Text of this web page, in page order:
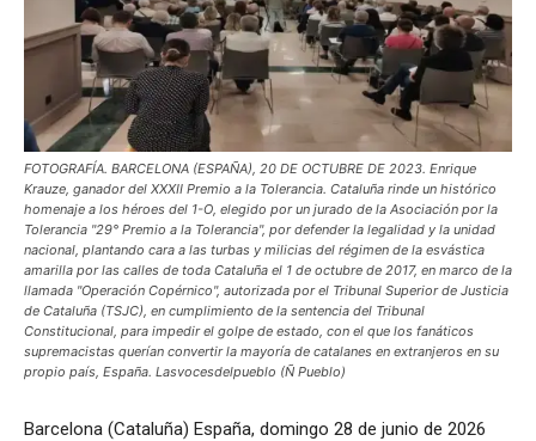
FOTOGRAFÍA. BARCELONA (ESPAÑA), 20 DE OCTUBRE DE 2023. Enrique
Krauze, ganador del XXXII Premio a la Tolerancia. Cataluña rinde un histórico
homenaje a los héroes del 1-O, elegido por un jurado de la Asociación por la
Tolerancia "29° Premio a la Tolerancia", por defender la legalidad y la unidad
nacional, plantando cara a las turbas y milicias del régimen de la esvástica
amarilla por las calles de toda Cataluña el 1 de octubre de 2017, en marco de la
llamada "Operación Copérnico", autorizada por el Tribunal Superior de Justicia
de Cataluña (TSJC), en cumplimiento de la sentencia del Tribunal
Constitucional, para impedir el golpe de estado, con el que los fanáticos
supremacistas querían convertir la mayoría de catalanes en extranjeros en su
propio país, España. Lasvocesdelpueblo (Ñ Pueblo)
Barcelona (Cataluña) España, domingo 28 de junio de 2026